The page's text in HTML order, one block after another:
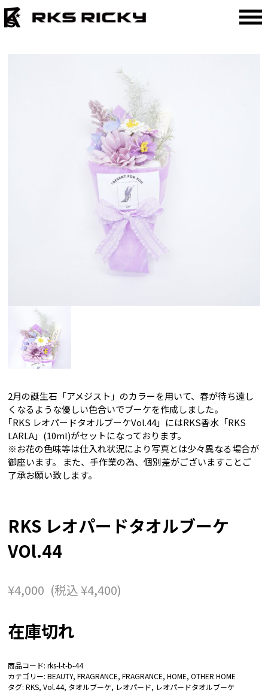
2月の誕生石「アメジスト」のカラーを用いて、春が待ち遠し
くなるような優しい色合いでブーケを作成しました。
｢RKS レオパードタオルブーケVol.44」にはRKS香水「RKS
LARLA」(10ml)がセットになっております。
※お花の色味等は仕入れ状況により写真とは少々異なる場合が
御座います。 また、手作業の為、個別差がございますことご
了承お願い致します。
RKS レオパードタオルブーケ
VOl.44
¥4,000 (税込¥4,400)
在庫切れ
商品コード:rks-l-t-b-44
カテゴリー:BEAUTY,FRAGRANCE,FRAGRANCE,HOME,OTHER HOME
タグ:RKS,Vol.44, タオルブーケ, レオパード, レオパードタオルブーケ